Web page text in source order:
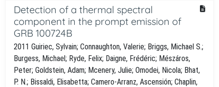
Detection of a thermal spectral
component in the prompt emission of
GRB 100724B
2011 Guiriec, Sylvain; Connaughton, Valerie; Briggs, Michael S.;
Burgess, Michael; Ryde, Felix; Daigne, Frédéric; Mészáros,
Peter; Goldstein, Adam; Mcenery, Julie; Omodei, Nicola; Bhat,
P. N.; Bissaldi, Elisabetta; Camero-Arranz, Ascensión; Chaplin,